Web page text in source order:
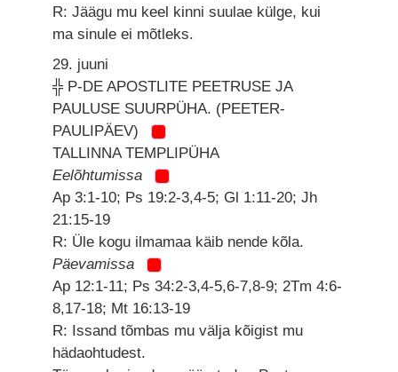
R: Jäägu mu keel kinni suulae külge, kui
ma sinule ei mõtleks.
29. juuni
╬ P-DE APOSTLITE PEETRUSE JA
PAULUSE SUURPÜHA. (PEETER-
PAULIPÄEV)
TALLINNA TEMPLIPÜHA
Eelõhtumissa
Ap 3:1-10; Ps 19:2-3,4-5; Gl 1:11-20; Jh
21:15-19
R: Üle kogu ilmamaa käib nende kõla.
Päevamissa
Ap 12:1-11; Ps 34:2-3,4-5,6-7,8-9; 2Tm 4:6-
8,17-18; Mt 16:13-19
R: Issand tõmbas mu välja kõigist mu
hädaohtudest.